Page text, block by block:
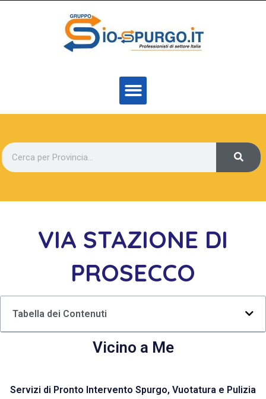
VIA STAZIONE DI
PROSECCO
Tabella dei Contenuti
Vicino a Me
Servizi di Pronto Intervento Spurgo, Vuotatura e Pulizia